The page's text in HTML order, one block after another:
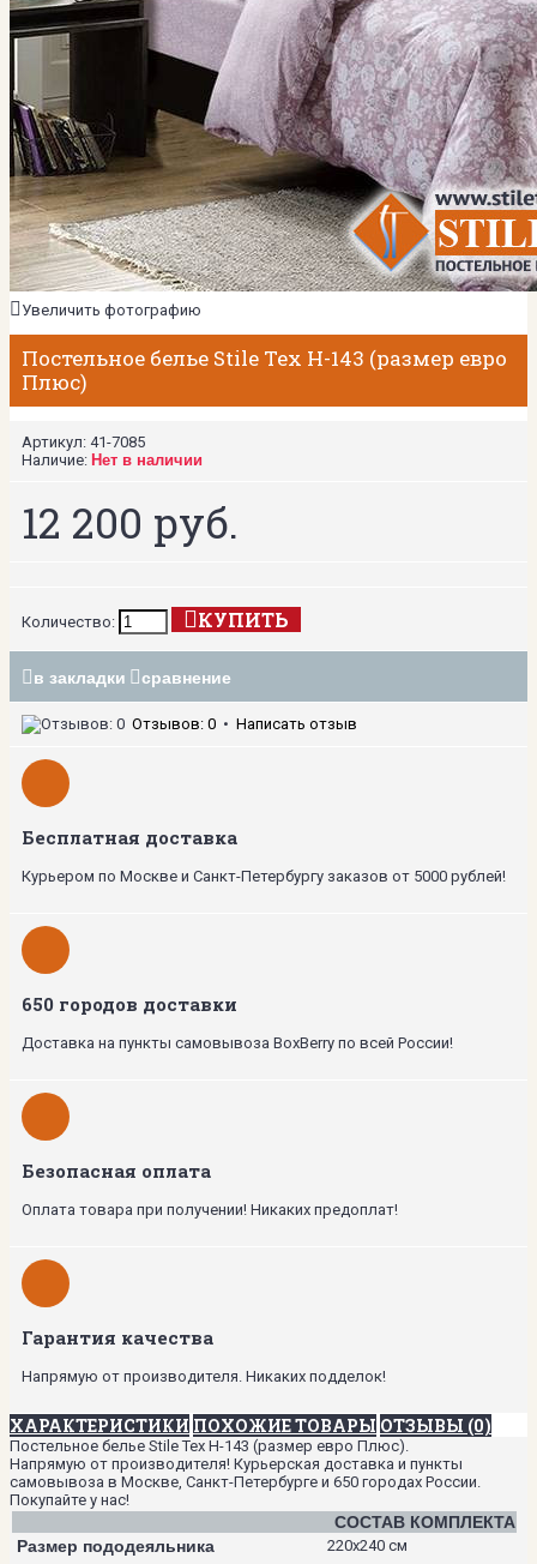
Увеличить фотографию
Постельное белье Stile Tex H-143 (размер евро
Плюс)
Артикул: 41-7085
Наличие: Нет в наличии
12 200 руб.
Количество: КУПИТЬ
в закладки сравнение
Отзывов: 0 • Написать отзыв
Бесплатная доставка
Курьером по Москве и Санкт-Петербургу заказов от 5000 рублей!
650 городов доставки
Доставка на пункты самовывоза BoxBerry по всей России!
Безопасная оплата
Оплата товара при получении! Никаких предоплат!
Гарантия качества
Напрямую от производителя. Никаких подделок!
ХАРАКТЕРИСТИКИ ПОХОЖИЕ ТОВАРЫ ОТЗЫВЫ (0)
Постельное белье Stile Tex H-143 (размер евро Плюс).
Напрямую от производителя! Курьерская доставка и пункты
самовывоза в Москве, Санкт-Петербурге и 650 городах России.
Покупайте у нас!
СОСТАВ КОМПЛЕКТА
Размер пододеяльника
220х240 см